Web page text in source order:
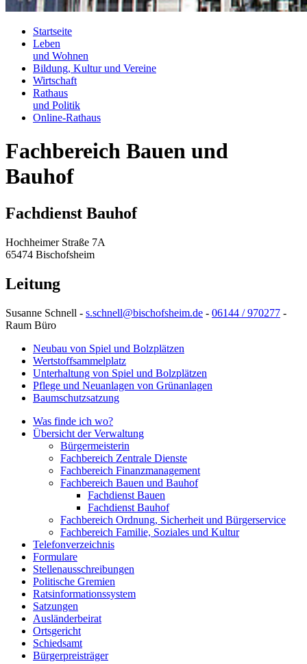
Startseite
Leben
und Wohnen
Bildung, Kultur und Vereine
Wirtschaft
Rathaus
und Politik
Online-Rathaus
Fachbereich Bauen und
Bauhof
Fachdienst Bauhof
Hochheimer Straße 7A
65474 Bischofsheim
Leitung
Susanne Schnell - s.schnell@bischofsheim.de - 06144 / 970277 -
Raum Büro
Neubau von Spiel und Bolzplätzen
Wertstoffsammelplatz
Unterhaltung von Spiel und Bolzplätzen
Pflege und Neuanlagen von Grünanlagen
Baumschutzsatzung
Was finde ich wo?
Übersicht der Verwaltung
Bürgermeisterin
Fachbereich Zentrale Dienste
Fachbereich Finanzmanagement
Fachbereich Bauen und Bauhof
Fachdienst Bauen
Fachdienst Bauhof
Fachbereich Ordnung, Sicherheit und Bürgerservice
Fachbereich Familie, Soziales und Kultur
Telefonverzeichnis
Formulare
Stellenausschreibungen
Politische Gremien
Ratsinformationssystem
Satzungen
Ausländerbeirat
Ortsgericht
Schiedsamt
Bürgerpreisträger